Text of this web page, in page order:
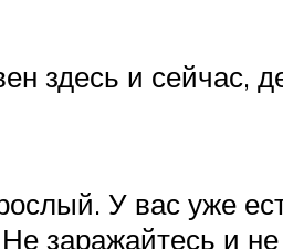
здесь и сейчас,
У вас уже
заражайтесь и не